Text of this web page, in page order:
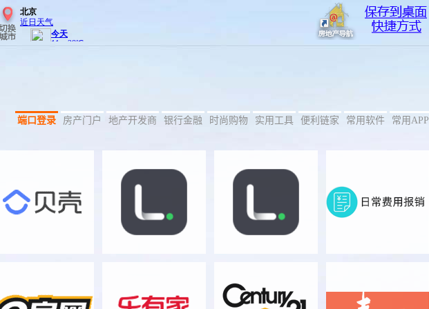
端口登录 房产门户 地产开发商 银行金融 时尚购物 实用工具 便利链家 常用软件 常用APP